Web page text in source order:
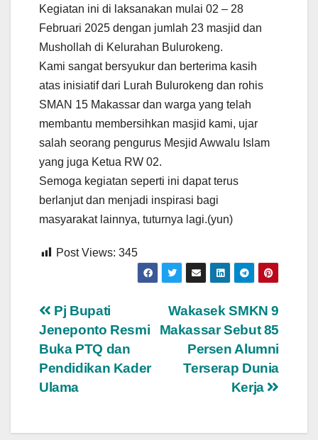
Kegiatan ini di laksanakan mulai 02 – 28
Februari 2025 dengan jumlah 23 masjid dan
Mushollah di Kelurahan Bulurokeng.
Kami sangat bersyukur dan berterima kasih
atas inisiatif dari Lurah Bulurokeng dan rohis
SMAN 15 Makassar dan warga yang telah
membantu membersihkan masjid kami, ujar
salah seorang pengurus Mesjid Awwalu Islam
yang juga Ketua RW 02.
Semoga kegiatan seperti ini dapat terus
berlanjut dan menjadi inspirasi bagi
masyarakat lainnya, tuturnya lagi.(yun)
Post Views: 345
Navigasi
pos
Wakasek SMKN 9
Makassar Sebut 85
Persen Alumni
Terserap Dunia
Kerja
Pj Bupati
Jeneponto Resmi
Buka PTQ dan
Pendidikan Kader
Ulama